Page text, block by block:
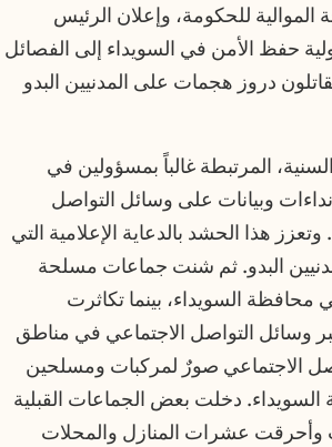
الموالية للحكومة، وإعلان الرئيس
يوليو نقل مسؤولية حفظ الأمن في السويداء إلى الفصائل
دروز هجمات على المدنيين البدو
المرتبطة غالباً بمسؤولين في
وبيانات على وسائل التواصل
هذا الحشد بالدعاية الإعلامية التي
البدو. ثم شنت جماعات مسلحة
جديداً في محافظة السويداء، بينما تكاثرت
وسائل التواصل الاجتماعي في مناطق
الاجتماعي صورٌ لمركبات ومسلحين
دخلت بعض الجماعات القبلية
وأحرقت عشرات المنازل والمحلات